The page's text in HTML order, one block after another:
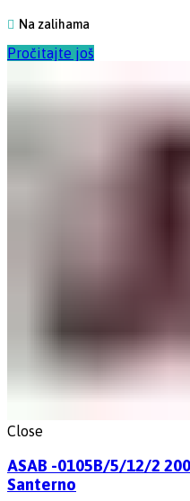
Na zalihama
Pročitajte još
Close
ASAB -0105B/5/12/2
Santerno